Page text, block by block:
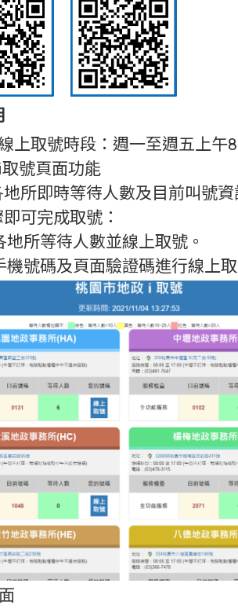
上取號時段：週一至週五上
號頁面功能
所即時等待人數及目前叫號資
可完成取號：
地所等待人數並線上取號。
機號碼及頁面驗證碼進行線上取